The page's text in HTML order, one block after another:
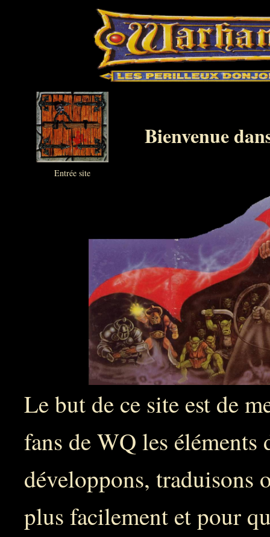
Entrée site
Bienvenue
Le but de ce site est de
fans de WQ les éléments
développons, traduisons
plus facilement et pour